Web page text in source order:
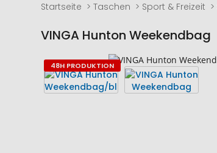
Startseite Taschen Sport & Freizeit
VINGA Hunton Weekendbag
Zum
Ende
der
Bildgalerie
Zum
Anfang
der
Bildgalerie
48H PRODUKTION